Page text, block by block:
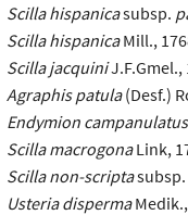
Scilla hispanicasubsp.
Scilla hispanicaMill.,
Scilla jacquiniJ.F.Gmel.,
Agraphis patula(Desf.)
Endymion campanulatus
Scilla macrogonaLink,
Scilla non-scriptasubsp.
Usteria disperma